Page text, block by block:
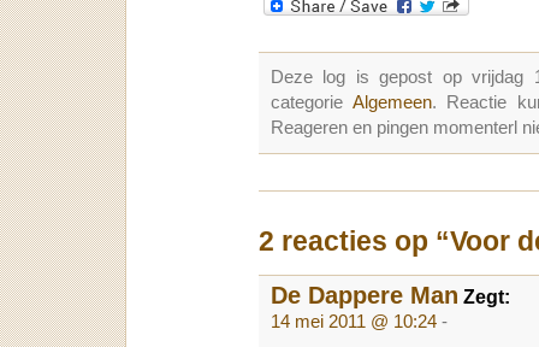
Deze log is gepost op vrijdag
categorie Algemeen. Reactie
Reageren en pingen momenterl
2 reacties op “Voor
De Dappere Man Zegt:
14 mei 2011 @ 10:24 -